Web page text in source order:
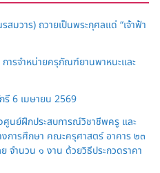
วาร) ถวายเป็นพระกุศลแด่ “เจ้าฟ้า
การจำหน่ายครุภัณฑ์ยานพาหนะและ
รี 6 เมษายน 2569
ศูนย์ฝึกประสบการณ์วิชาชีพครู และ
การศึกษา คณะครุศาสตร์ อาคาร ๒๓
จำนวน ๑ งาน ด้วยวิธีประกวดราคา